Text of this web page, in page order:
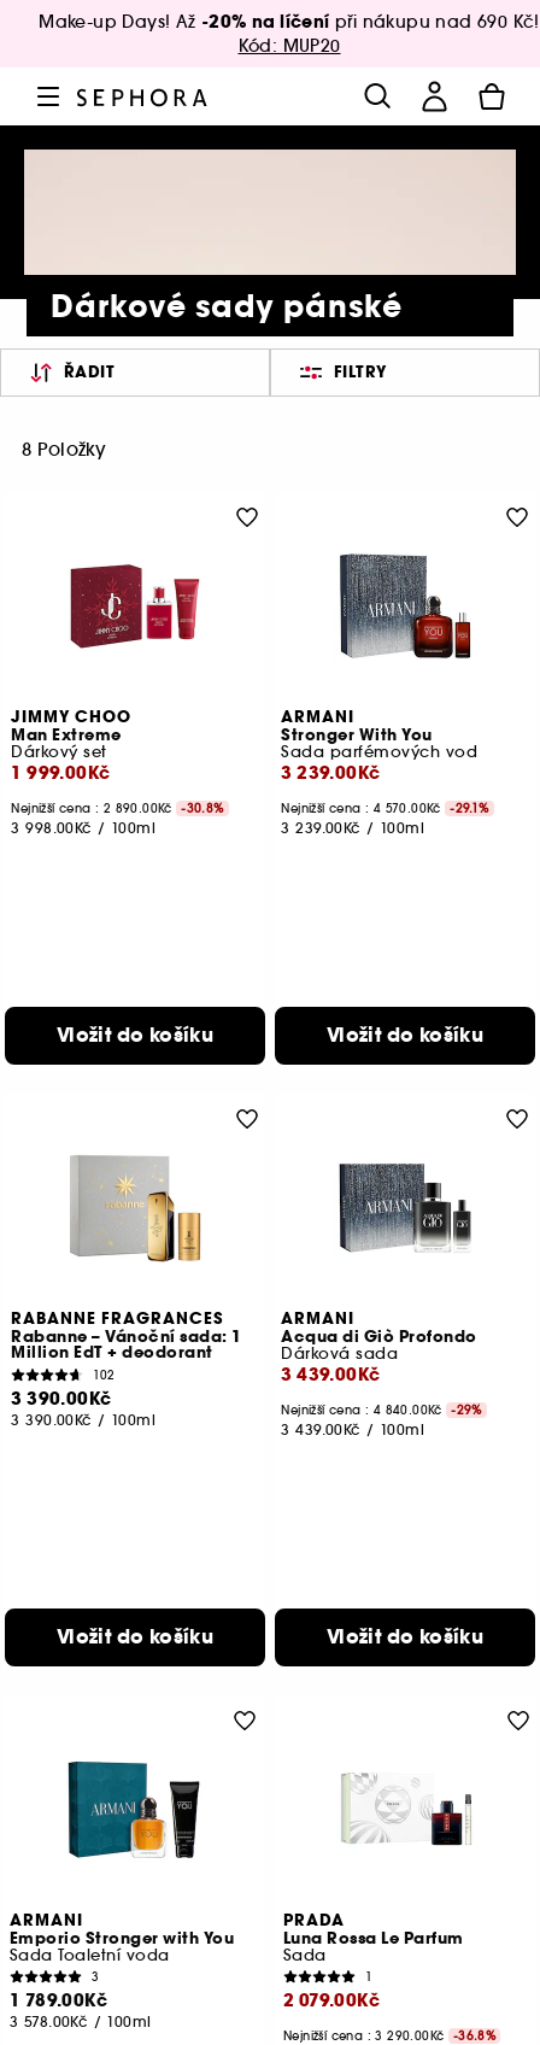
Make-up Days! Až -20% na líčení při nákupu nad 690 Kč!
Kód: MUP20
Dárkové sady pánské
ŘADIT FILTRY
8 Položky
JIMMY CHOO
Man Extreme
Dárkový set
1 999.00Kč
Nejnižší cena : 2 890.00Kč -30.8%
3 998.00Kč / 100ml
Vložit do košíku
ARMANI
Stronger With You
Sada parfémových vod
3 239.00Kč
Nejnižší cena : 4 570.00Kč -29.1%
3 239.00Kč / 100ml
Vložit do košíku
RABANNE FRAGRANCES
Rabanne – Vánoční sada: 1
Million EdT + deodorant
102
3 390.00Kč
3 390.00Kč / 100ml
Vložit do košíku
ARMANI
Acqua di Giò Profondo
Dárková sada
3 439.00Kč
Nejnižší cena : 4 840.00Kč -29%
3 439.00Kč / 100ml
Vložit do košíku
ARMANI
Emporio Stronger with You
Sada Toaletní voda
3
1 789.00Kč
3 578.00Kč / 100ml
PRADA
Luna Rossa Le Parfum
Sada
1
2 079.00Kč
Nejnižší cena : 3 290.00Kč -36.8%